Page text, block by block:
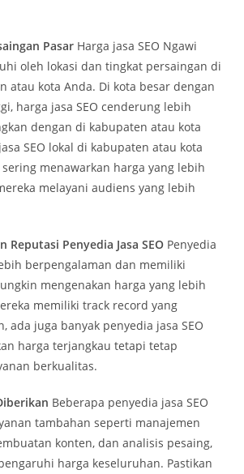
Pasar Harga jasa SEO Ngawi
oleh lokasi dan tingkat persaingan di
atau kota Anda. Di kota besar dengan
harga jasa SEO cenderung lebih
dengan di kabupaten atau kota
SEO lokal di kabupaten atau kota
menawarkan harga yang lebih
melayani audiens yang lebih
Reputasi Penyedia Jasa SEO Penyedia
berpengalaman dan memiliki
mengenakan harga yang lebih
memiliki track record yang
ada juga banyak penyedia jasa SEO
harga terjangkau tetapi tetap
berkualitas.
Beberapa penyedia jasa SEO
tambahan seperti manajemen
konten, dan analisis pesaing,
harga keseluruhan. Pastikan